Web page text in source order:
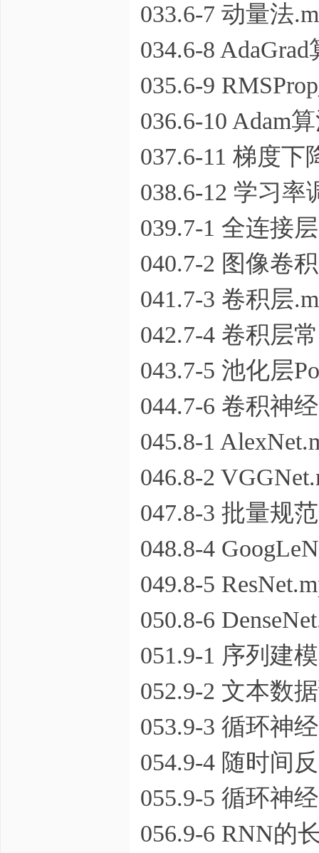
033.6-7 动量法
034.6-8
035.6-9
036.6-10 Adam
037.6-11 梯度下
038.6-12 学习率
039.7-1 全连接
040.7-2 图像卷
041.7-3 卷积层
042.7-4 卷积层
043.7-5 池化层
044.7-6 卷积神
045.8-1
046.8-2
047.8-3 批量规
048.8-4
049.8-5
050.8-6
051.9-1 序列建
052.9-2 文本数
053.9-3 循环神
054.9-4 随时间
055.9-5 循环神
056.9-6 RNN的